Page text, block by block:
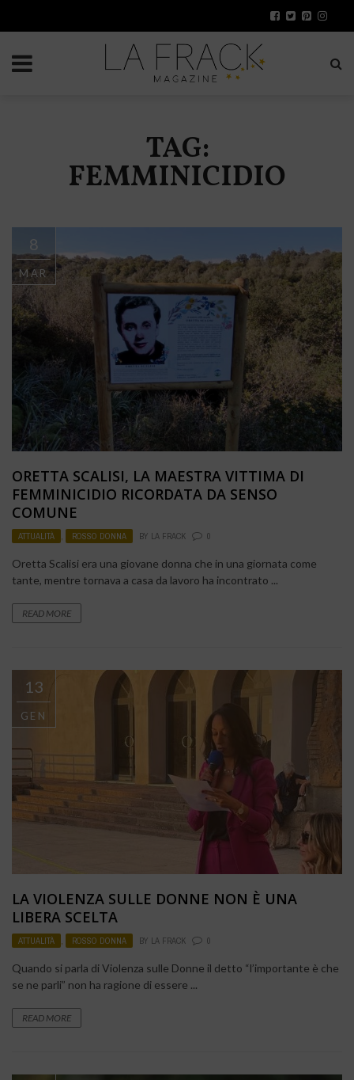
TAG:
FEMMINICIDIO
8
MAR
ORETTA SCALISI, LA MAESTRA VITTIMA DI
FEMMINICIDIO RICORDATA DA SENSO
COMUNE
ATTUALITÀ , ROSSO DONNA BY LA FRACK 0
Oretta Scalisi era una giovane donna che in una giornata come
tante, mentre tornava a casa da lavoro ha incontrato ...
READ MORE
13
GEN
LA VIOLENZA SULLE DONNE NON È UNA
LIBERA SCELTA
ATTUALITÀ ROSSO DONNA BY LA FRACK 0
Quando si parla di Violenza sulle Donne il detto “l’importante è che
se ne parli” non ha ragione di essere ...
READ MORE